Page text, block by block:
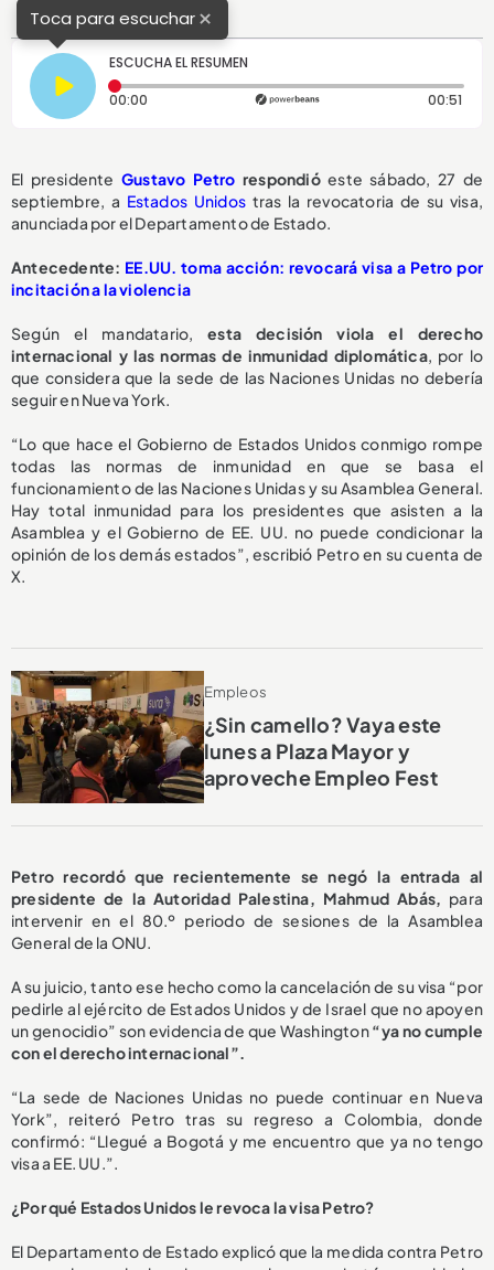
Toca para escuchar×
ESCUCHA EL RESUMEN
00:00 Tiempo transcurrido: 0 segundos 00:51
El presidente Gustavo Petro respondióeste sábado, 27 de
septiembre, a Estados Unidostras la revocatoria de su visa,
anunciada por el Departamento de Estado.
Antecedente: EE.UU. toma acción: revocará visa a Petro por
incitación a la violencia
Según el mandatario,esta decisión viola el derecho
internacional y las normas de inmunidad diplomática, por lo
que considera que la sede de las Naciones Unidas no debería
seguir en Nueva York.
“Lo que hace el Gobierno de Estados Unidos conmigo rompe
todas las normas de inmunidad en que se basa el
funcionamiento de las Naciones Unidas y su Asamblea General.
Hay total inmunidad para los presidentes que asisten a la
Asamblea y el Gobierno de EE. UU. no puede condicionar la
opinión de los demás estados”, escribió Petro en su cuenta de
X.
Empleos
¿Sin camello? Vaya este
lunes a Plaza Mayor y
aproveche Empleo Fest
Petro recordó que recientemente se negó la entrada al
presidente de la Autoridad Palestina, Mahmud Abás, para
intervenir en el 80.º periodo de sesiones de la Asamblea
General de la ONU.
A su juicio, tanto ese hecho como la cancelación de su visa “por
pedirle al ejército de Estados Unidos y de Israel que no apoyen
un genocidio” son evidencia de que Washington“ya no cumple
con el derecho internacional”.
“La sede de Naciones Unidas no puede continuar en Nueva
York”, reiteró Petro tras su regreso a Colombia, donde
confirmó: “Llegué a Bogotá y me encuentro que ya no tengo
visa a EE. UU.”.
¿Por qué Estados Unidos le revoca la visa Petro?
El Departamento de Estado explicó que la medida contra Petro